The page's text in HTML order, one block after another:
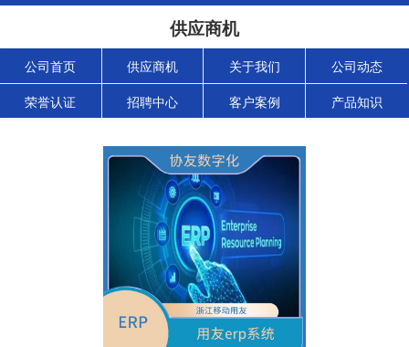
供应商机
公司首页 供应商机 关于我们 公司动态
荣誉认证 招聘中心 客户案例 产品知识